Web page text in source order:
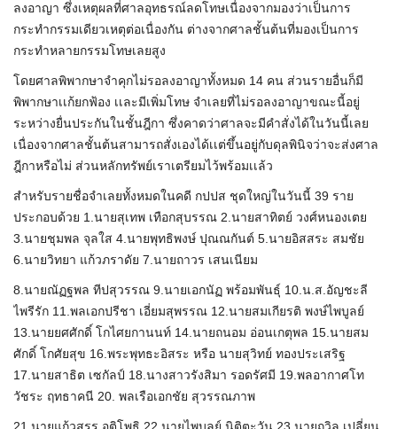
ลงอาญา ซึ่งเหตุผลที่ศาลอุทธรณ์ลดโทษเนื่องจากมองว่าเป็นการ
กระทำกรรมเดียวเหตุต่อเนื่องกัน ต่างจากศาลชั้นต้นที่มองเป็นการ
กระทำหลายกรรมโทษเลยสูง
โดยศาลพิพากษาจำคุกไม่รอลงอาญาทั้งหมด 14 คน ส่วนรายอื่นก็มี
พิพากษาเเก้ยกฟ้อง เเละมีเพิ่มโทษ จำเลยที่ไม่รอลงอาญาขณะนี้อยู่
ระหว่างยื่นประกันในชั้นฎีกา ซึ่งคาดว่าศาลจะมีคำสั่งได้ในวันนี้เลย
เนื่องจากศาลชั้นต้นสามารถสั่งเองได้เเต่ขึ้นอยู่กับดุลพินิจว่าจะส่งศาล
ฎีกาหรือไม่ ส่วนหลักทรัพย์เราเตรียมไว้พร้อมเเล้ว
สำหรับรายชื่อจำเลยทั้งหมดในคดี กปปส ชุดใหญ่ในวันนี้ 39 ราย
ประกอบด้วย 1.นายสุเทพ เทือกสุบรรณ 2.นายสาทิตย์ วงศ์หนองเตย
3.นายชุมพล จุลใส 4.นายพุทธิพงษ์ ปุณณกันต์ 5.นายอิสสระ สมชัย
6.นายวิทยา แก้วภราดัย 7.นายถาวร เสนเนียม
8.นายณัฏฐพล ทีปสุวรรณ 9.นายเอกนัฏ พร้อมพันธุ์ 10.น.ส.อัญชะลี
ไพรีรัก 11.พลเอกปรีชา เอี่ยมสุพรรณ 12.นายสมเกียรติ พงษ์ไพบูลย์
13.นายยศศักดิ์ โกไศยกานนท์ 14.นายถนอม อ่อนเกตุพล 15.นายสม
ศักดิ์ โกศัยสุข 16.พระพุทธะอิสระ หรือ นายสุวิทย์ ทองประเสริฐ
17.นายสาธิต เซกัลป์ 18.นางสาวรังสิมา รอดรัศมี 19.พลอากาศโท
วัชระ ฤทธาคนี 20. พลเรือเอกชัย สุวรรณภาพ